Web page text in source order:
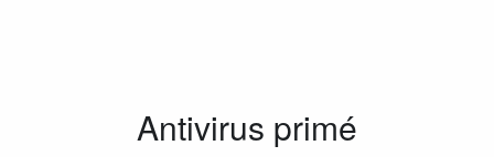
Antivirus primé